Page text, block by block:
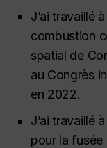
J’ai travaillé
combustion
spatial de
au Congrès
en 2022.
J’ai travaillé
pour la fusée